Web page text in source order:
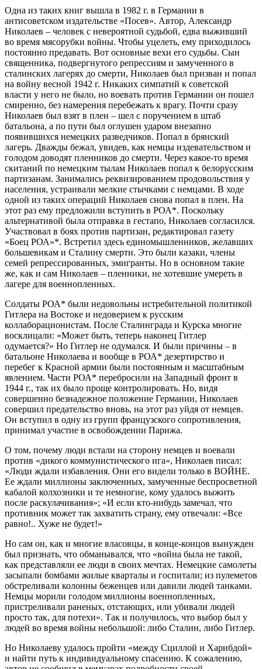
Одна из таких книг вышла в 1982 г. в Германии в
антисоветском издательстве «Посев». Автор, Александр
Николаев – человек с невероятной судьбой, едва выживший
во время мясорубки войны. Чтобы уцелеть, ему приходилось
постоянно предавать. Вот основные вехи его судьбы. Сын
священника, подвергнутого репрессиям и замученного в
сталинских лагерях до смерти, Николаев был призван и попал
на войну весной 1942 г. Никаких симпатий к советской
власти у него не было, но воевать против Германии он пошел
смиренно, без намерения перебежать к врагу. Почти сразу
Николаев был взят в плен – шел с поручением в штаб
батальона, а по пути был оглушен ударом внезапно
появившихся немецких разведчиков. Попал в брянский
лагерь. Дважды бежал, увидев, как немцы издевательством и
голодом доводят пленников до смерти. Через какое-то время
скитаний по немецким тылам Николаев попал к белорусским
партизанам. Занимались реквизированием продовольствия у
населения, устраивали мелкие стычками с немцами. В ходе
одной из таких операций Николаев снова попал в плен. На
этот раз ему предложили вступить в РОА*. Поскольку
альтернативой была отправка в гестапо, Николаев согласился.
Участвовал в боях против партизан, редактировал газету
«Боец РОА»*. Встретил здесь единомышленников, желавших
большевикам и Сталину смерти. Это были казаки, члены
семей репрессированных, эмигранты. Но в основном такие
же, как и сам Николаев – пленники, не хотевшие умереть в
лагере для военнопленных.
Солдаты РОА* были недовольны истребительной политикой
Гитлера на Востоке и недоверием к русским
коллаборационистам. После Сталинграда и Курска многие
восклицали: «Может быть, теперь наконец Гитлер
одумается?» Но Гитлер не одумался. И были причины – в
батальоне Николаева и вообще в РОА* дезертирство и
перебег к Красной армии были постоянным и масштабным
явлением. Части РОА* перебросили на Западный фронт в
1944 г., так их было проще контролировать. Но, видя
совершенно безнадежное положение Германии, Николаев
совершил предательство вновь, на этот раз уйдя от немцев.
Он вступил в одну из групп французского сопротивления,
принимал участие в освобождении Парижа.
О том, почему люди встали на сторону немцев и воевали
против «дикого коммунистического ига», Николаев писал:
«Люди ждали избавления. Они его видели только в ВОЙНЕ.
Ее ждали миллионы заключенных, замученные беспросветной
кабалой колхозники и те немногие, кому удалось выжить
после раскулачивания»; «И если кто-нибудь замечал, что
противник может так захватить страну, ему отвечали: «Все
равно!.. Хуже не будет!»
Но сам он, как и многие власовцы, в конце-концов вынужден
был признать, что обманывался, что «война была не такой,
как представляли ее люди в своих мечтах. Немецкие самолеты
засыпали бомбами жилые кварталы и госпитали; из пулеметов
обстреливали колонны беженцев или давили людей танками.
Немцы морили голодом миллионы военнопленных,
пристреливали раненых, отстающих, или убивали людей
просто так, для потехи». Так и получилось, что выбор был у
людей во время войны небольшой: либо Сталин, либо Гитлер.
Но Николаеву удалось пройти «между Сциллой и Харибдой»
и найти путь к индивидуальному спасению. К сожалению,